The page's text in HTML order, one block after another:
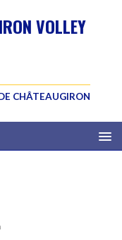
VOLLEY
CHÂTEAUGIRON